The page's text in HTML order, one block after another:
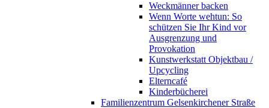
Weckmänner backen
Wenn Worte wehtun: So
schützen Sie Ihr Kind vor
Ausgrenzung und
Provokation
Kunstwerkstatt Objektbau /
Upcycling
Elterncafé
Kinderbücherei
Familienzentrum Gelsenkirchener Straße